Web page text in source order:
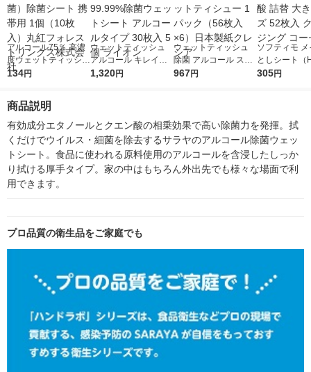
アルコール75％ 高濃
度ウェットティッシュ
（99％除菌）除菌シ
リンクス株式会社
134円
ウェットティッシュ
アルコール キレイキ
レイ 99.99%除菌ウェ
1,320円
ウェットティッシュ
除菌 アルコール スコ
ッティ ウェットティ
967円
ソフティモ
としシート（
アルロン酸 詰
305円
商品説明
有効成分エタノールとクエン酸の相乗効果で高い除菌力を発揮。拭
くだけでウイルス・細菌を除去するサラヤのアルコール除菌ウェッ
トシート。食品に使われる原料使用のアルコールを含浸したしっか
り拭ける厚手タイプ。家の中はもちろん外出先でも様々な場面で利
用できます。
プロ品質の衛生品をご家庭でも